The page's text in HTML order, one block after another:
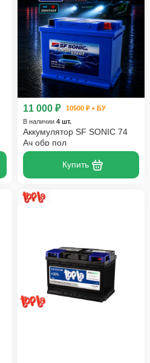
11 000 ₽
10500 ₽ + БУ
В наличии 4 шт.
Аккумулятор SF SONIC 74
Ач обр пол
Купить